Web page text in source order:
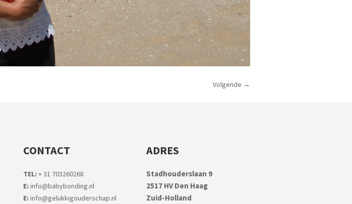
Volgende →
CONTACT
TEL: + 31 703260268
E: info@babybonding.nl
E: info@gelukkigouderschap.nl
ADRES
Stadhouderslaan 9
2517 HV Den Haag
Zuid-Holland